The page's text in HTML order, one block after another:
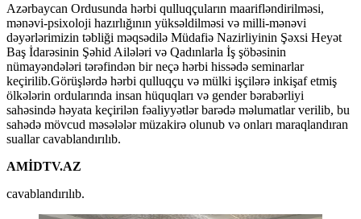
Azərbaycan Ordusunda hərbi qulluqçuların maarifləndirilməsi,
mənəvi-psixoloji hazırlığının yüksəldilməsi və milli-mənəvi
dəyərlərimizin təbliği məqsədilə Müdafiə Nazirliyinin Şəxsi Heyət
Baş İdarəsinin Şəhid Ailələri və Qadınlarla İş şöbəsinin
nümayəndələri tərəfindən bir neçə hərbi hissədə seminarlar
keçirilib.Görüşlərdə hərbi qulluqçu və mülki işçilərə inkişaf etmiş
ölkələrin ordularında insan hüquqları və gender bərabərliyi
sahəsində həyata keçirilən fəaliyyətlər barədə məlumatlar verilib, bu
sahədə mövcud məsələlər müzakirə olunub və onları maraqlandıran
suallar cavablandırılıb.
AMİDTV.AZ
cavablandırılıb.